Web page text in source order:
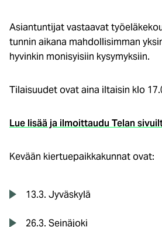
Asiantuntijat vastaavat
tunnin aikana mahdollisimman
hyvinkin monisyisiin kysymyksiin.
Tilaisuudet ovat aina iltaisin klo
Lue lisää ja ilmoittaudu Telan
Kevään kiertuepaikkakunnat ovat:
13.3. Jyväskylä
26.3. Seinäjoki